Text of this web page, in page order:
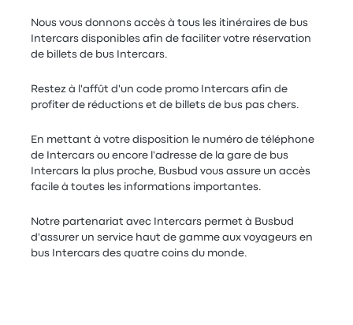
Nous vous donnons accès à tous les itinéraires de bus
Intercars disponibles afin de faciliter votre réservation
de billets de bus Intercars.
Restez à l'affût d'un code promo Intercars afin de
profiter de réductions et de billets de bus pas chers.
En mettant à votre disposition le numéro de téléphone
de Intercars ou encore l'adresse de la gare de bus
Intercars la plus proche, Busbud vous assure un accès
facile à toutes les informations importantes.
Notre partenariat avec Intercars permet à Busbud
d'assurer un service haut de gamme aux voyageurs en
bus Intercars des quatre coins du monde.